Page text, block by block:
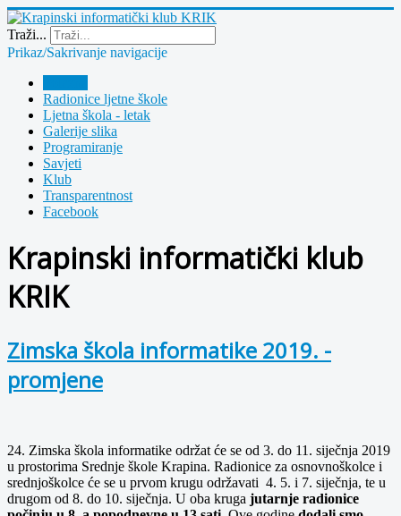
Traži...
Prikaz/Sakrivanje navigacije
Radionice ljetne škole
Ljetna škola - letak
Galerije slika
Programiranje
Savjeti
Klub
Transparentnost
Facebook
Krapinski informatički klub
KRIK
Zimska škola informatike 2019. -
promjene
24. Zimska škola informatike održat će se od 3. do 11. siječnja 2019
u prostorima Srednje škole Krapina. Radionice za osnovnoškolce i
srednjoškolce će se u prvom krugu održavati 4. 5. i 7. siječnja, te u
drugom od 8. do 10. siječnja. U oba kruga jutarnje radionice
Year
Month
Year
Month